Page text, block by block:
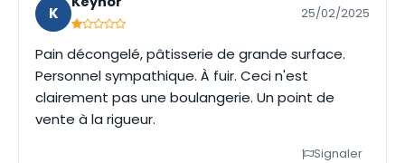
K 25/02/2025
Pain décongelé, pâtisserie de grande surface.
Personnel sympathique. À fuir. Ceci n'est
clairement pas une boulangerie. Un point de
vente à la rigueur.
Signaler